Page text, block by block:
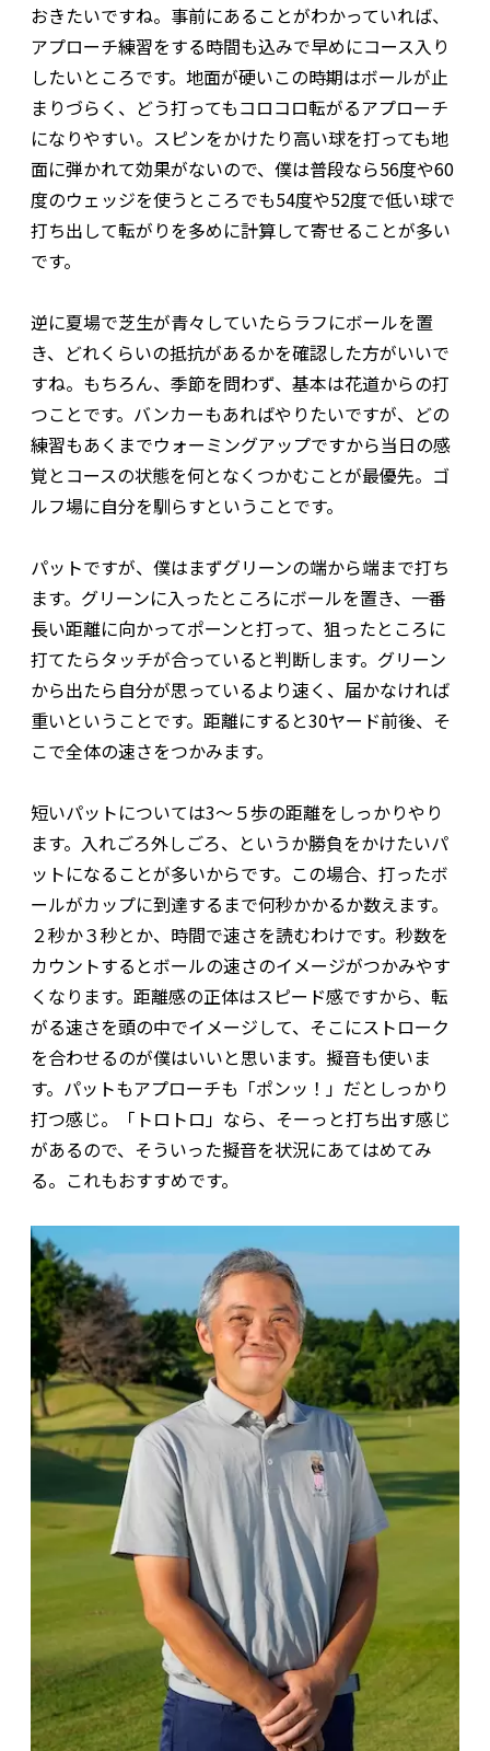
おきたいですね。事前にあることがわかっていれば、
アプローチ練習をする時間も込みで早めにコース入り
したいところです。地面が硬いこの時期はボールが止
まりづらく、どう打ってもコロコロ転がるアプローチ
になりやすい。スピンをかけたり高い球を打っても地
面に弾かれて効果がないので、僕は普段なら56度や60
度のウェッジを使うところでも54度や52度で低い球で
打ち出して転がりを多めに計算して寄せることが多い
です。
逆に夏場で芝生が青々していたらラフにボールを置
き、どれくらいの抵抗があるかを確認した方がいいで
すね。もちろん、季節を問わず、基本は花道からの打
つことです。バンカーもあればやりたいですが、どの
練習もあくまでウォーミングアップですから当日の感
覚とコースの状態を何となくつかむことが最優先。ゴ
ルフ場に自分を馴らすということです。
パットですが、僕はまずグリーンの端から端まで打ち
ます。グリーンに入ったところにボールを置き、一番
長い距離に向かってポーンと打って、狙ったところに
打てたらタッチが合っていると判断します。グリーン
から出たら自分が思っているより速く、届かなければ
重いということです。距離にすると30ヤード前後、そ
こで全体の速さをつかみます。
短いパットについては3～５歩の距離をしっかりやり
ます。入れごろ外しごろ、というか勝負をかけたいパ
ットになることが多いからです。この場合、打ったボ
ールがカップに到達するまで何秒かかるか数えます。
２秒か３秒とか、時間で速さを読むわけです。秒数を
カウントするとボールの速さのイメージがつかみやす
くなります。距離感の正体はスピード感ですから、転
がる速さを頭の中でイメージして、そこにストローク
を合わせるのが僕はいいと思います。擬音も使いま
す。パットもアプローチも「ポンッ！」だとしっかり
打つ感じ。「トロトロ」なら、そーっと打ち出す感じ
があるので、そういった擬音を状況にあてはめてみ
る。これもおすすめです。